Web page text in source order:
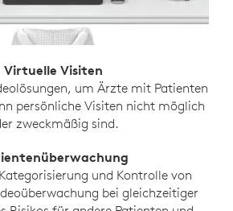
Virtuelle Visiten
um Ärzte mit Patienten
persönliche Visiten nicht möglich
zweckmäßig sind.
und Kontrolle von
bei gleichzeitiger